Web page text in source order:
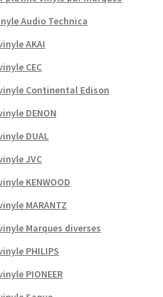
Audio Technica
AKAI
CEC
Continental Edison
DENON
DUAL
JVC
KENWOOD
MARANTZ
Marques diverses
PHILIPS
PIONEER